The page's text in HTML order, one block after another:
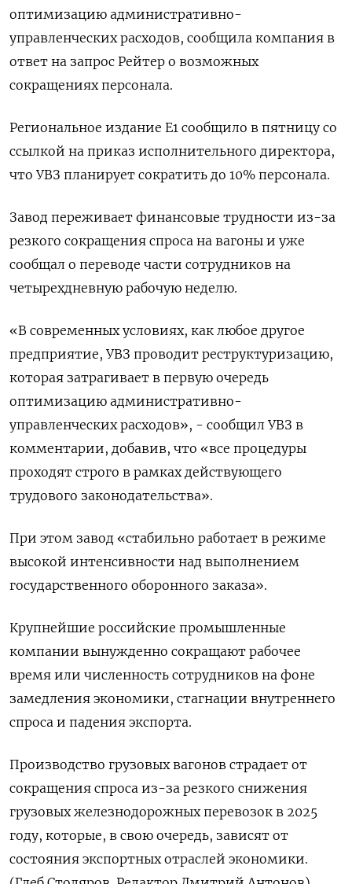
оптимизацию административно-
управленческих расходов, сообщила компания в
ответ на запрос Рейтер о возможных
сокращениях персонала.
Региональное издание E1 сообщило в пятницу со
ссылкой на приказ исполнительного директора,
что УВЗ планирует сократить до 10% персонала.
Завод переживает финансовые трудности из-за
резкого сокращения спроса на вагоны и уже
сообщал о переводе части сотрудников на
четырехдневную рабочую неделю.
«В современных условиях, как любое другое
предприятие, УВЗ проводит реструктуризацию,
которая затрагивает в первую очередь
оптимизацию административно-
управленческих расходов», - сообщил УВЗ в
комментарии, добавив, что «все процедуры
проходят строго в рамках действующего
трудового законодательства».
При этом завод «стабильно работает в режиме
высокой интенсивности над выполнением
государственного оборонного заказа».
Крупнейшие российские промышленные
компании вынужденно сокращают рабочее
время или численность сотрудников на фоне
замедления экономики, стагнации внутреннего
спроса и падения экспорта.
Производство грузовых вагонов страдает от
сокращения спроса из-за резкого снижения
грузовых железнодорожных перевозок в 2025
году, которые, в свою очередь, зависят от
состояния экспортных отраслей экономики.